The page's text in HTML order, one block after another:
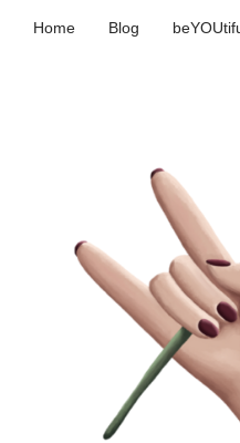
Home Blog